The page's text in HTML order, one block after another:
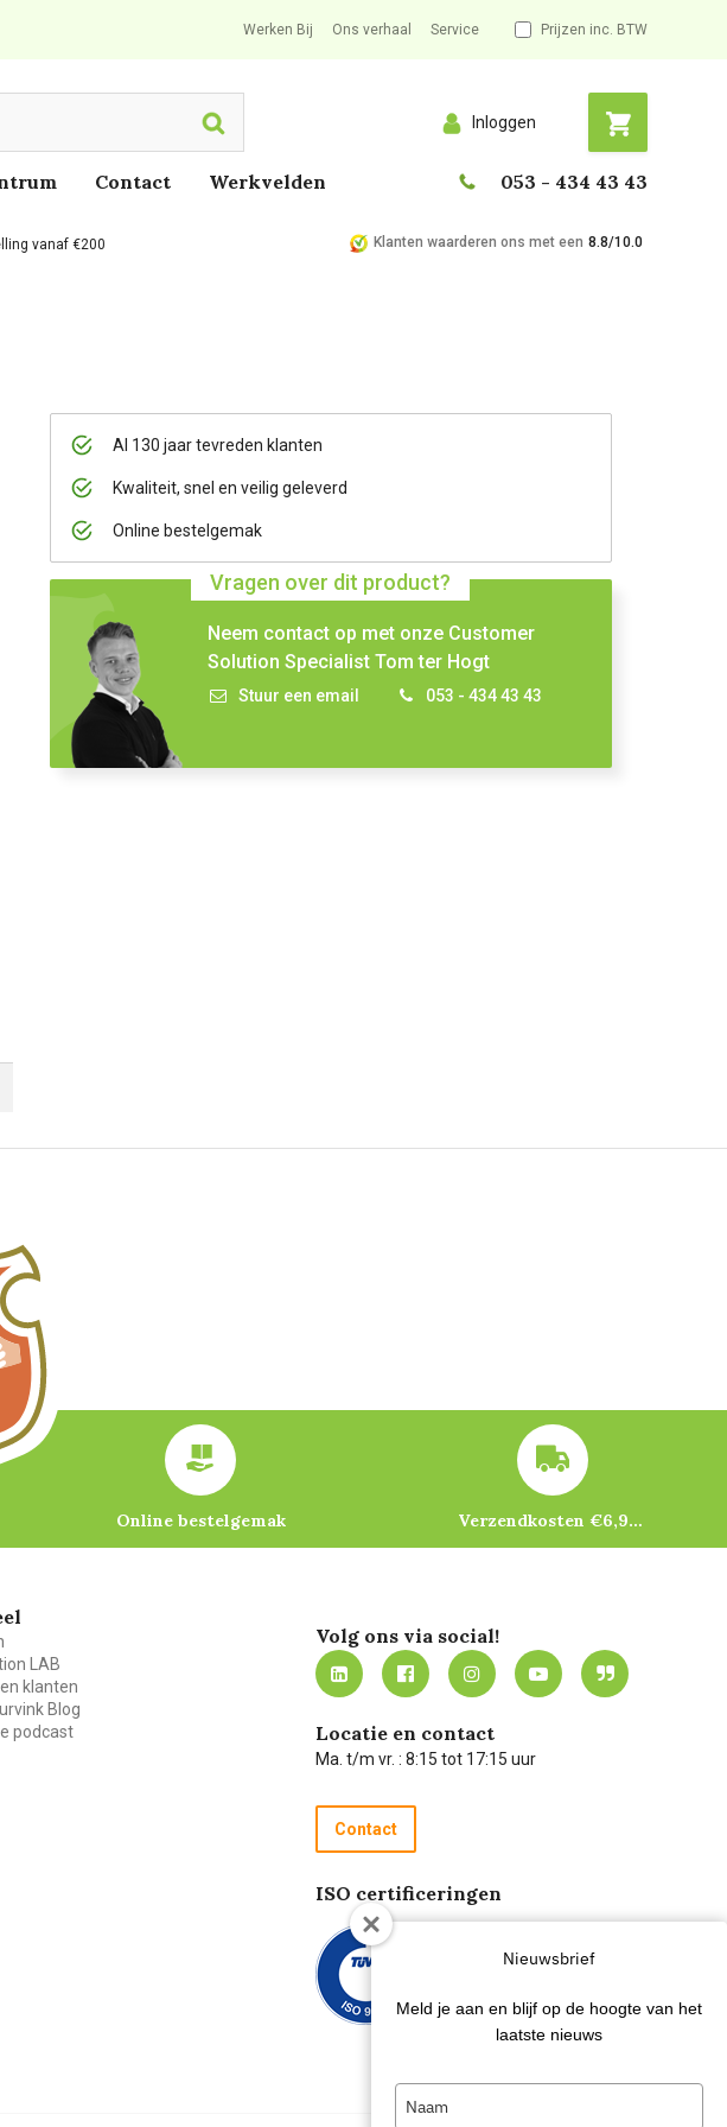
Werken Bij Ons verhaal Service Prijzen inc. BTW
Search Inloggen
Contact Werkvelden 053 - 434 43 43
vanaf €200 Klanten waarderen ons met een 8.8/10.0
Al 130 jaar tevreden klanten
Kwaliteit, snel en veilig geleverd
Online bestelgemak
Vragen over dit product?
Neem contact op met onze Customer
Solution Specialist Tom ter Hogt
Stuur een email 053 - 434 43 43
Online bestelgemak Verzendkosten €6,95 – gratis bij je eerste bestelling vanaf €200
LAB
klanten
Blog
podcast
Volg ons via social!
Locatie en contact
Ma. t/m vr. : 8:15 tot 17:15 uur
Contact
ISO certificeringen
Nieuwsbrief
Meld je aan en blijf op de hoogte van het
laatste nieuws